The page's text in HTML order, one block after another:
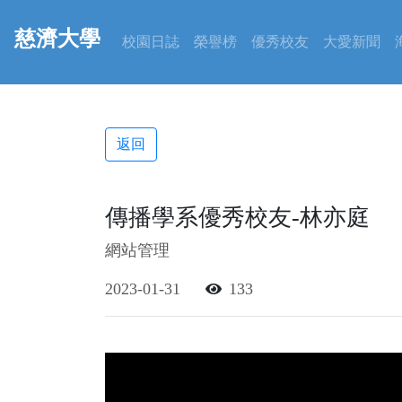
慈濟大學 校園日誌 榮譽榜 優秀校友 大愛新聞
返回
傳播學系優秀校友-林亦庭
網站管理
2023-01-31 133